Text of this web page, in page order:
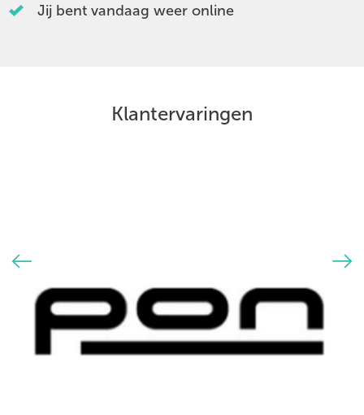
Jij bent vandaag weer online
Klantervaringen